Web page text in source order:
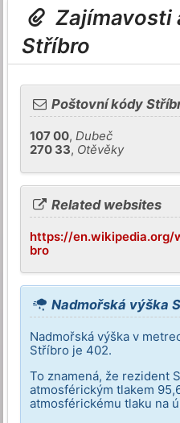
Zajímavosti
Stříbro
Poštovní kódy
107 00,Dubeč
270 33, Otěvěky
Related websites
https://en.wikipedia.org/
bro
Nadmořská výška
Nadmořská výška v
Stříbro je 402.
To znamená, že rezident
atmosférickým tlakem
atmosférickému tlaku na